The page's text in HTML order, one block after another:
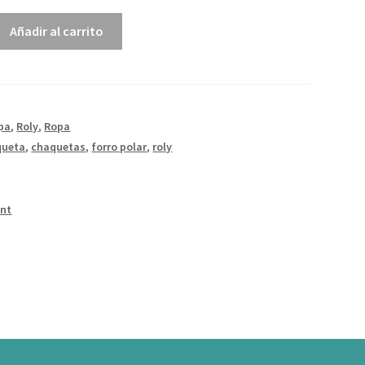
Añadir al carrito
, Roly, Ropa
, chaquetas, forro polar, roly